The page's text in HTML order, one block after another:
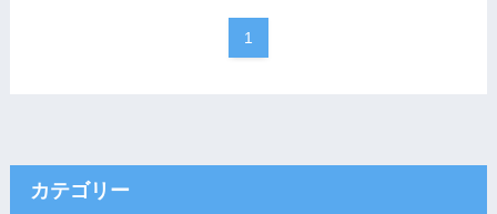
1
カテゴリー